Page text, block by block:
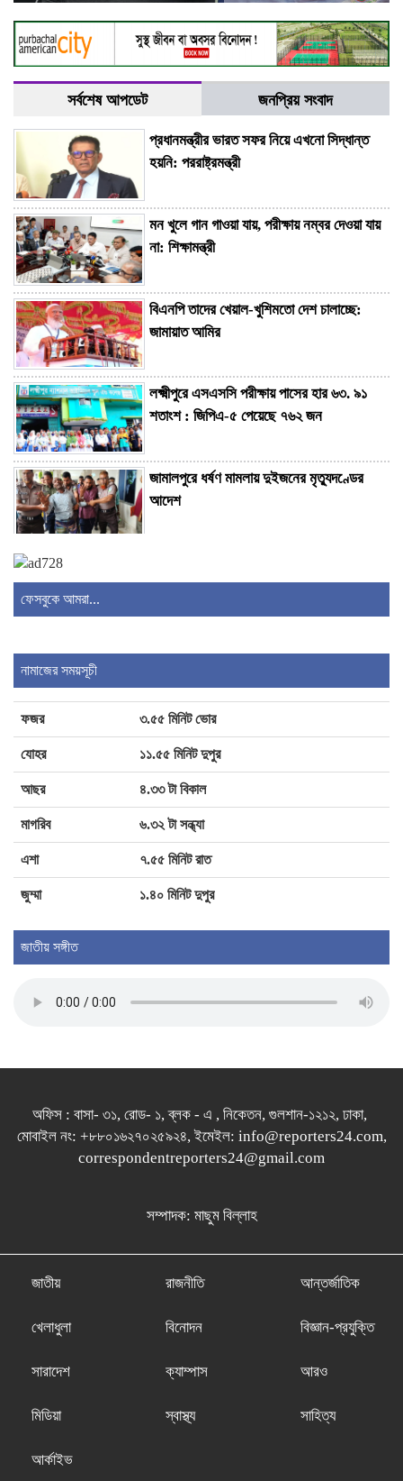
সর্বশেষ আপডেট জনপ্রিয় সংবাদ
প্রধানমন্ত্রীর ভারত সফর নিয়ে এখনো সিদ্ধান্ত
হয়নি: পররাষ্ট্রমন্ত্রী
মন খুলে গান গাওয়া যায়, পরীক্ষায় নম্বর দেওয়া যায়
না: শিক্ষামন্ত্রী
বিএনপি তাদের খেয়াল-খুশিমতো দেশ চালাচ্ছে:
জামায়াত আমির
লক্ষ্মীপুরে এসএসসি পরীক্ষায় পাসের হার ৬৩. ৯১
শতাংশ : জিপিএ-৫ পেয়েছে ৭৬২ জন
জামালপুরে ধর্ষণ মামলায় দুইজনের মৃত্যুদণ্ডের
আদেশ
কাজের লক্ষ্য অভিন্ন
লক্ষ্মীপুরে বৃক্ষরোপণ অভিযান ও বৃক্ষ মেলার উদ্বোধন
দে‌বিদ্বা‌রে পরকীয়ার জেরে স্ত্রীকে পিটিয়ে হত্যা,
ঘাতক স্বামী আটক
ফেসবুকে আমরা...
নামাজের সময়সূচী
ফজর ৩.৫৫ মিনিট ভোর
যোহর ১১.৫৫ মিনিট দুপুর
আছর ৪.৩৩ টা বিকাল
মাগরিব ৬.৩২ টা সন্ধ্যা
এশা ৭.৫৫ মিনিট রাত
জুম্মা ১.৪০ মিনিট দুপুর
জাতীয় সঙ্গীত
অফিস : বাসা- ৩১, রোড- ১, ব্লক - এ , নিকেতন, গুলশান-১২১২, ঢাকা,
মোবাইল নং: +৮৮০১৬২৭০২৫৯২৪, ইমেইল: info@reporters24.com,
correspondentreporters24@gmail.com
সম্পাদক: মাছুম বিল্লাহ
জাতীয় রাজনীতি আন্তর্জাতিক
খেলাধুলা বিনোদন বিজ্ঞান-প্রযুক্তি
সারাদেশ ক্যাম্পাস আরও
মিডিয়া স্বাস্থ্য সাহিত্য
আর্কাইভ